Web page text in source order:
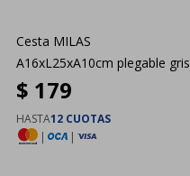
Cesta MILAS
A16xL25xA10cm plegable gris
$ 179
HASTA12 CUOTAS
|
|